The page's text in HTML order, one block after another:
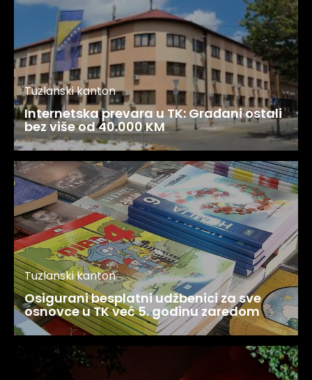
Tuzlanski kanton
Internetska prevara u TK: Građani ostali
bez više od 40.000 KM
Tuzlanski kanton
Osigurani besplatni udžbenici za sve
osnovce u TK već 5. godinu zaredom